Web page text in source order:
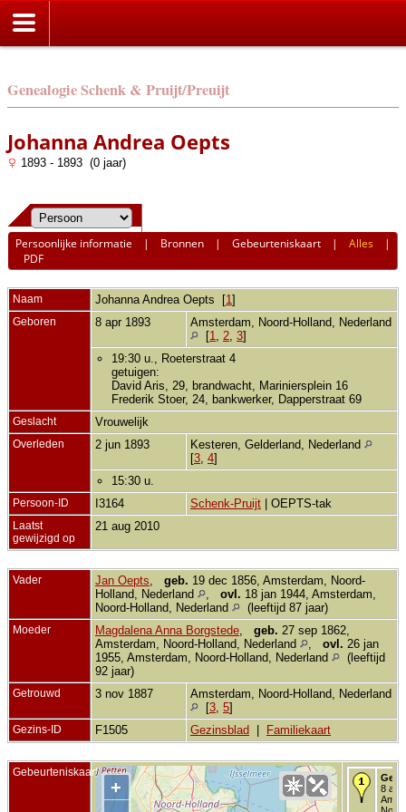
Genealogie Schenk & Pruijt/Preuijt
Johanna Andrea Oepts
1893 - 1893 (0 jaar)
Persoonlijke informatie | Bronnen |Gebeurteniskaart |Alles |
PDF
Naam Johanna Andrea Oepts [1]
Geboren 8 apr 1893
Amsterdam, Noord-Holland, Nederland
[1, 2, 3]
19:30 u., Roeterstraat 4
getuigen:
David Aris, 29, brandwacht, Mariniersplein 16
Frederik Stoer, 24, bankwerker, Dapperstraat 69
Geslacht Vrouwelijk
Overleden 2 jun 1893
Kesteren, Gelderland, Nederland
[3, 4]
15:30 u.
Persoon-ID I3164 Schenk-Pruijt | OEPTS-tak
Laatst
gewijzigd op
21 aug 2010
Vader Jan Oepts, geb. 19 dec 1856, Amsterdam, Noord-
Holland, Nederland
, ovl. 18 jan 1944, Amsterdam,
Noord-Holland, Nederland
(leeftijd 87 jaar)
Moeder Magdalena Anna Borgstede, geb. 27 sep 1862,
Amsterdam, Noord-Holland, Nederland
, ovl. 26 jan
1955, Amsterdam, Noord-Holland, Nederland
(leeftijd
92 jaar)
Getrouwd 3 nov 1887
Amsterdam, Noord-Holland, Nederland
[3, 5]
Gezins-ID F1505 Gezinsblad Familiekaart
Gebeurteniskaart
+
8 apr